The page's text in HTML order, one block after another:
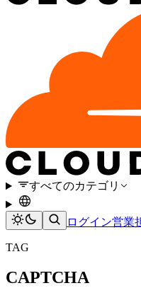
すべてのカテゴリ
ログイン営業
TAG
CAPTCHA